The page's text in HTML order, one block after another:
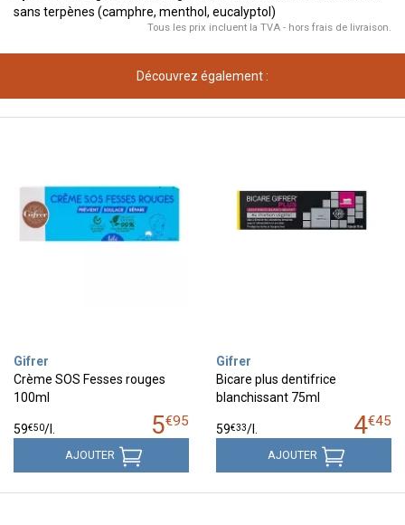
sans terpènes (camphre, menthol, eucalyptol)
Tous les prix incluent la TVA - hors frais de livraison.
Découvrez également :
Gifrer
Crème SOS Fesses rouges
100ml
5€95
59€50/
AJOUTER
Gifrer
Bicare plus dentifrice
blanchissant 75ml
4€45
59€33/
AJOUTER